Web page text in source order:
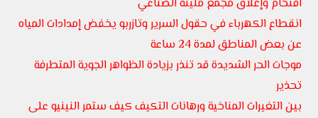
اقتحام وإغلاق مجمع مليتة الصناعي
انقطاع الكهرباء في حقول السرير وتازربو يخفض إمدادات المياه
عن بعض المناطق لمدة 24 ساعة
موجات الحر الشديدة قد تنذر بزيادة الظواهر الجوية المتطرفة
تحذير
بين التغيرات المناخية ورهانات التكيف كيف ستمر النينيو على